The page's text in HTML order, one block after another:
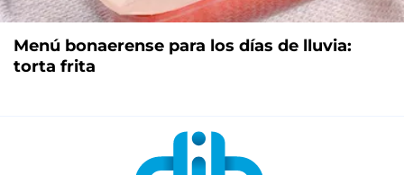
Menú bonaerense para los días de lluvia:
torta frita